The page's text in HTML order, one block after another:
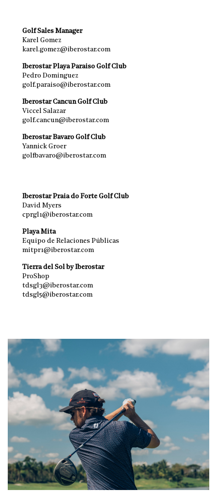
Golf Sales Manager
Karel Gomez
karel.gomez@iberostar.com
Iberostar Playa Paraiso Golf Club
Pedro Dominguez
golf.paraiso@iberostar.com
Iberostar Cancun Golf Club
Viccel Salazar
golf.cancun@iberostar.com
Iberostar Bavaro Golf Club
Yannick Groer
golfbavaro@iberostar.com
Iberostar Praia do Forte Golf Club
David Myers
cprgl1@iberostar.com
Playa Mita
Equipo de Relaciones Públicas
mitpr1@iberostar.com
Tierra del Sol by Iberostar
ProShop
tdsgl3@iberostar.com
tdsgl5@iberostar.com